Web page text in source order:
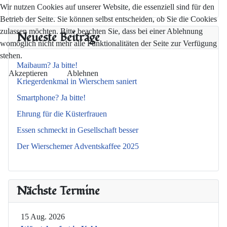
Neueste Beiträge
Maibaum? Ja bitte!
Kriegerdenkmal in Wierschem saniert
Smartphone? Ja bitte!
Ehrung für die Küsterfrauen
Essen schmeckt in Gesellschaft besser
Der Wierschemer Adventskaffee 2025
Nächste Termine
15 Aug. 2026
Wir nutzen Cookies auf unserer Website, die essenziell sind für den
Betrieb der Seite. Sie können selbst entscheiden, ob Sie die Cookies
zulassen möchten. Bitte beachten Sie, dass bei einer Ablehnung
womöglich nicht mehr alle Funktionalitäten der Seite zur Verfügung
stehen.
Akzeptieren Ablehnen